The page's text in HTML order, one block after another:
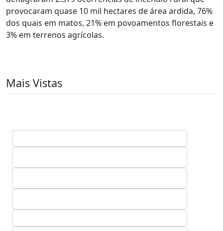
provocaram quase 10 mil hectares de área ardida, 76%
dos quais em matos, 21% em povoamentos florestais e
3% em terrenos agrícolas.
Mais Vistas